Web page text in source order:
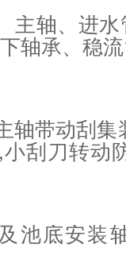
主轴、进
轴承、稳
带动刮集
刮刀转动
池底安装